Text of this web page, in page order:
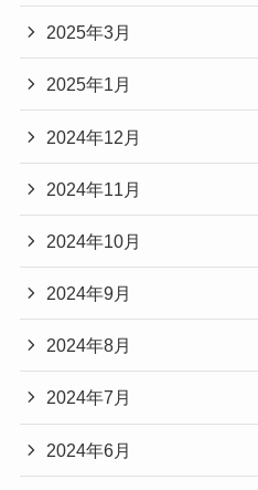
2025年3月
2025年1月
2024年12月
2024年11月
2024年10月
2024年9月
2024年8月
2024年7月
2024年6月